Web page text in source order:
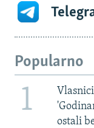
Popularno
1
ostali